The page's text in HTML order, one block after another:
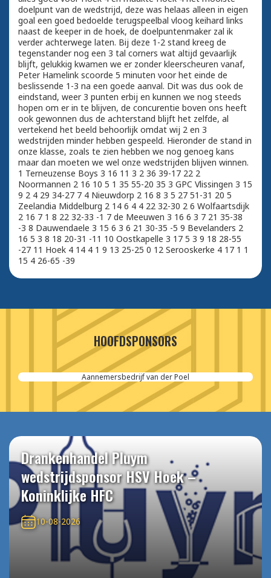
doelpunt van de wedstrijd, deze was helaas alleen in eigen
goal een goed bedoelde terugspeelbal vloog keihard links
naast de keeper in de hoek, de doelpuntenmaker zal ik
verder achterwege laten. Bij deze 1-2 stand kreeg de
tegenstander nog een 3 tal corners wat altijd gevaarlijk
blijft, gelukkig kwamen we er zonder kleerscheuren vanaf,
Peter Hamelink scoorde 5 minuten voor het einde de
beslissende 1-3 na een goede aanval. Dit was dus ook de
eindstand, weer 3 punten erbij en kunnen we nog steeds
hopen om er in te blijven, de concurentie boven ons heeft
ook gewonnen dus de achterstand blijft het zelfde, al
vertekend het beeld behoorlijk omdat wij 2 en 3
wedstrijden minder hebben gespeeld. Hieronder de stand in
onze klasse, zoals te zien hebben we nog genoeg kans
maar dan moeten we wel onze wedstrijden blijven winnen.
1 Terneuzense Boys 3 16 11 3 2 36 39-17 22 2
Noormannen 2 16 10 5 1 35 55-20 35 3 GPC Vlissingen 3 15
9 2 4 29 34-27 7 4 Nieuwdorp 2 16 8 3 5 27 51-31 20 5
Zeelandia Middelburg 2 14 6 4 4 22 32-30 2 6 Wolfaartsdijk
2 16 7 1 8 22 32-33 -1 7 de Meeuwen 3 16 6 3 7 21 35-38
-3 8 Dauwendaele 3 15 6 3 6 21 30-35 -5 9 Bevelanders 2
16 5 3 8 18 20-31 -11 10 Oostkapelle 3 17 5 3 9 18 28-55
-27 11 Hoek 4 14 4 1 9 13 25-25 0 12 Serooskerke 4 17 1 1
15 4 26-65 -39
HOOFDSPONSORS
Aannemersbedrijf van der Poel
Drankenhandel Pluym
wedstrijdsponsor HSV Hoek –
Koninklijke HFC
10-08-2026